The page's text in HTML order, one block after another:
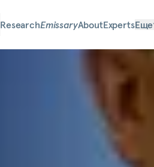
ResearchEmissaryAboutExpertsЕще